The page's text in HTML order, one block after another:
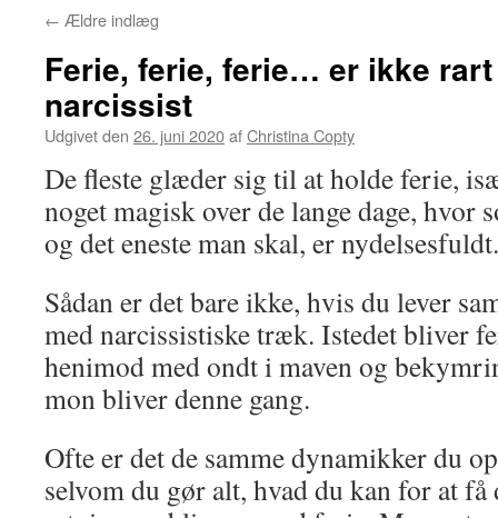
← Ældre indlæg
Ferie, ferie, ferie… er ikke
narcissist
Udgivet den 26. juni 2020afChristina Copty
De fleste glæder sig til at holde ferie,
noget magisk over de lange dage, hvor
og det eneste man skal, er nydelsesfuldt.
Sådan er det bare ikke, hvis du lever
med narcissistiske træk. Istedet bliver
henimod med ondt i maven og
mon bliver denne gang.
Ofte er det de samme dynamikker du
selvom du gør alt, hvad du kan for at få